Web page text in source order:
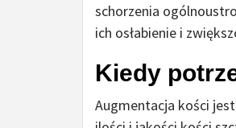
schorzenia
ich osłabienie i
Kiedy
Augmentacja kości